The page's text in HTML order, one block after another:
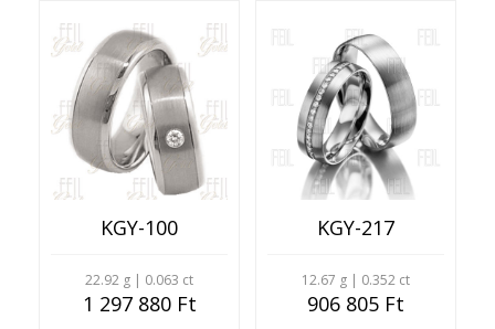
KGY-100
22.92 g | 0.063 ct
1 297 880 Ft
KGY-217
12.67 g | 0.352 ct
906 805 Ft